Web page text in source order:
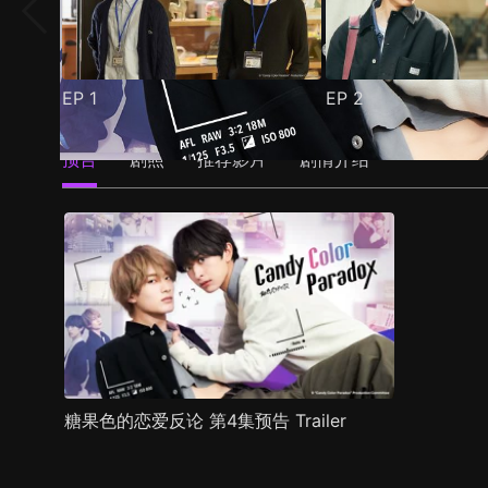
EP 1 EP 2
预告 剧照 推荐影片 剧情介绍
糖果色的恋爱反论 第4集预告 Trailer